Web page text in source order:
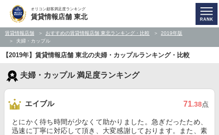
オリコン顧客満足度ランキング
賃貸情報店舗 東北
賃貸情報店舗 おすすめの賃貸情報店舗 東北ランキング・比較
2019年版
夫婦・カップル
【2019年】賃貸情報店舗 東北の夫婦・カップルランキング・比較
夫婦・カップル 満足度ランキング
エイブル 71.38点
とにかく待ち時間が少なくて助かりました。急ぎだったため、
迅速に丁寧に対応して頂き、大変感謝しております。また、素